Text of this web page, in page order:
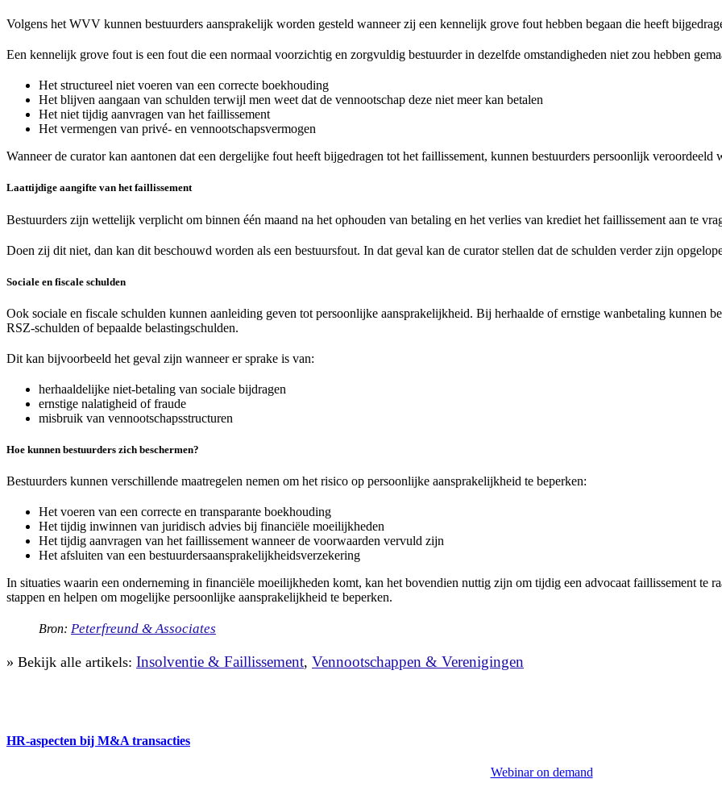
Volgens het WVV kunnen bestuurders aansprakelijk worden gesteld wanneer zij een kennelijk grove fout hebben begaan die heeft
Een kennelijk grove fout is een fout die een normaal voorzichtig en zorgvuldig bestuurder in dezelfde omstandigheden niet zou hebben
Het structureel niet voeren van een correcte boekhouding
Het blijven aangaan van schulden terwijl men weet dat de vennootschap deze niet meer kan betalen
Het niet tijdig aanvragen van het faillissement
Het vermengen van privé- en vennootschapsvermogen
Wanneer de curator kan aantonen dat een dergelijke fout heeft bijgedragen tot het faillissement, kunnen bestuurders persoonlijk veroordeeld
Laattijdige aangifte van het faillissement
Bestuurders zijn wettelijk verplicht om binnen één maand na het ophouden van betaling en het verlies van krediet het faillissement aan te
Doen zij dit niet, dan kan dit beschouwd worden als een bestuursfout. In dat geval kan de curator stellen dat de schulden verder zijn
Sociale en fiscale schulden
Ook sociale en fiscale schulden kunnen aanleiding geven tot persoonlijke aansprakelijkheid. Bij herhaalde of ernstige wanbetaling kunnen
RSZ-schulden of bepaalde belastingschulden.
Dit kan bijvoorbeeld het geval zijn wanneer er sprake is van:
herhaaldelijke niet-betaling van sociale bijdragen
ernstige nalatigheid of fraude
misbruik van vennootschapsstructuren
Hoe kunnen bestuurders zich beschermen?
Bestuurders kunnen verschillende maatregelen nemen om het risico op persoonlijke aansprakelijkheid te beperken:
Het voeren van een correcte en transparante boekhouding
Het tijdig inwinnen van juridisch advies bij financiële moeilijkheden
Het tijdig aanvragen van het faillissement wanneer de voorwaarden vervuld zijn
Het afsluiten van een bestuurdersaansprakelijkheidsverzekering
In situaties waarin een onderneming in financiële moeilijkheden komt, kan het bovendien nuttig zijn om tijdig een advocaat faillissement te
stappen en helpen om mogelijke persoonlijke aansprakelijkheid te beperken.
Bron: Peterfreund & Associates
» Bekijk alle artikels: Insolventie & Faillissement, Vennootschappen & Verenigingen
HR-aspecten bij M&A transacties
Webinar on demand